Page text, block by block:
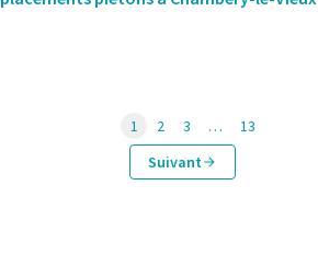
1 2 3 …
13
Suivant